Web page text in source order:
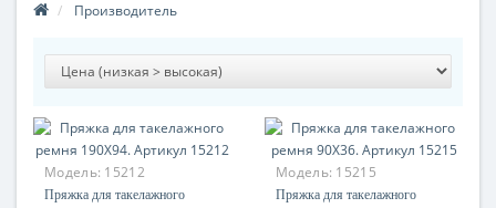
Производитель
Модель: 15212
Пряжка для такелажного
Модель: 15215
Пряжка для такелажного